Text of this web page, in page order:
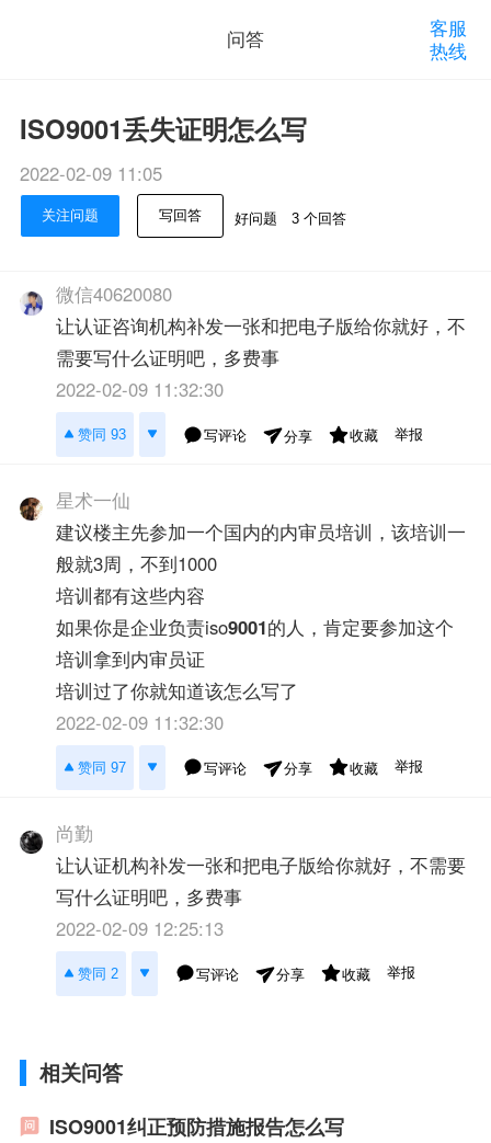
问答
客服
热线
ISO9001丢失证明怎么写
2022-02-09 11:05
关注问题 写回答 好问题 3 个回答
微信40620080
让认证咨询机构补发一张和把电子版给你就好，不
需要写什么证明吧，多费事
2022-02-09 11:32:30
赞同 93 写评论 分享 收藏 举报
星术一仙
建议楼主先参加一个国内的内审员培训，该培训一
般就3周，不到1000
培训都有这些内容
如果你是企业负责iso9001的人，肯定要参加这个
培训拿到内审员证
培训过了你就知道该怎么写了
2022-02-09 11:32:30
赞同 97 写评论 分享 收藏 举报
尚勤
让认证机构补发一张和把电子版给你就好，不需要
写什么证明吧，多费事
2022-02-09 12:25:13
赞同 2 写评论 分享 收藏 举报
相关问答
ISO9001纠正预防措施报告怎么写